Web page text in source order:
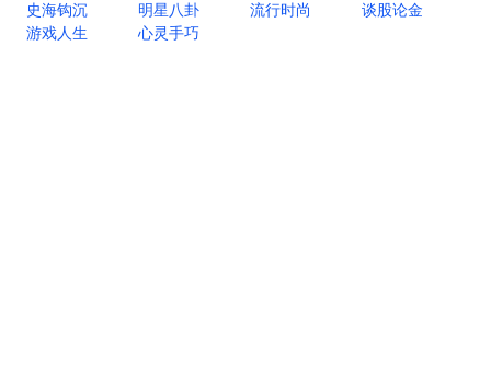
史海钩沉
明星八卦 流行时尚
谈股论金
游戏人生
心灵手巧